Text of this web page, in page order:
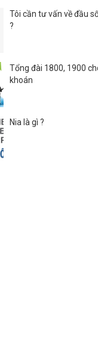
Tôi cần tư vấn về đầu
?
Tổng đài 1800, 1900
khoán
Nia là gì ?